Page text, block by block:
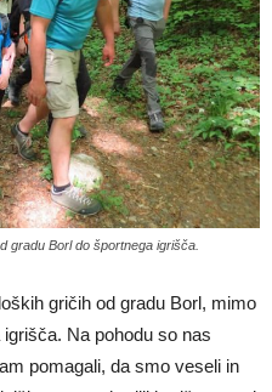
gradu Borl do športnega igrišča.
gričih od gradu Borl, mimo
Na pohodu so nas
pomagali, da smo veseli in